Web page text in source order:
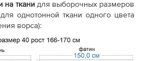
на ткани для выборочных размеров
однотонной ткани одного цвета
ворса):